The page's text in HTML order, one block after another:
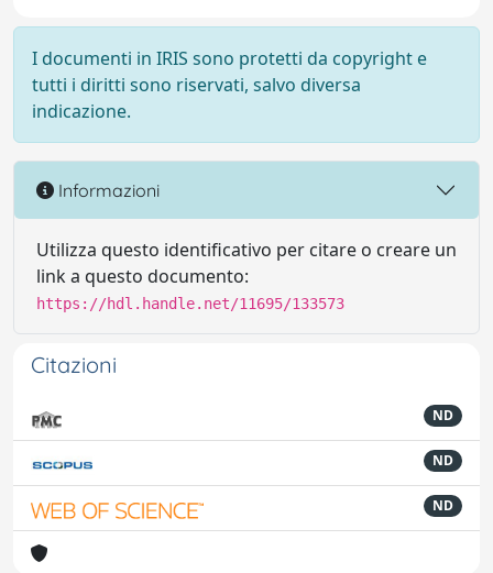
I documenti in IRIS sono protetti da copyright e
tutti i diritti sono riservati, salvo diversa
indicazione.
Informazioni
Utilizza questo identificativo per citare o creare un
link a questo documento:
https://hdl.handle.net/11695/133573
Citazioni
ND
ND
ND